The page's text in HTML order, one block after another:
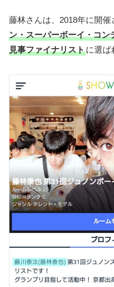
藤林さんは、2018年に開催
ン・スーパーボーイ・コン
見事ファイナリストに選ば